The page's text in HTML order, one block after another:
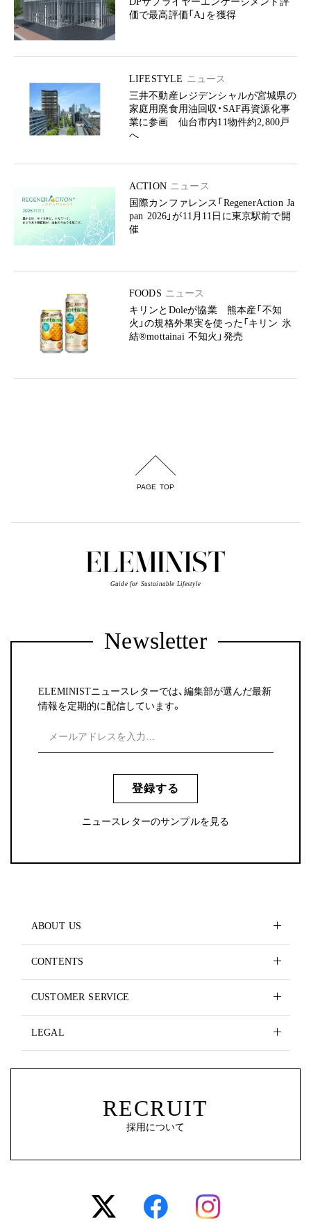
価で最高評価「A」を獲得
LIFESTYLE
ニュース
三井不動産レジデンシャルが宮城県の
家庭用廃食用油回収・SAF再資源化事
業に参画 仙台市内11物件約2,800戸
へ
ACTION ニュース
国際カンファレンス「RegenerAction Ja
pan 2026」が11月11日に東京駅前で開
催
FOODS ニュース
キリンとDoleが協業 熊本産「不知
火」の規格外果実を使った「キリン 氷
結®mottainai 不知火」発売
PAGE TOP
Guide for Sustainable Lifestyle
Newsletter
ELEMINISTニュースレターでは、編集部が選んだ最新
情報を定期的に配信しています。
登録する
ニュースレターのサンプルを見る
ABOUT US
CONTENTS
CUSTOMER SERVICE
LEGAL
RECRUIT
採用について